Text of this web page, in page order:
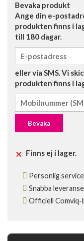
Bevaka produkt
Ange din e-
produkten finns i
till 180 dagar.
eller via SMS. Vi
produkten finns i
Bevaka
Finns ej i lager.
Personlig
Snabba
Officiell Comviq-